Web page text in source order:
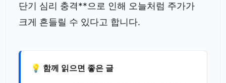
단기 심리 충격**으로 인해 오늘처럼 주가가
크게 흔들릴 수 있다고 합니다.
💡 함께 읽으면 좋은 글